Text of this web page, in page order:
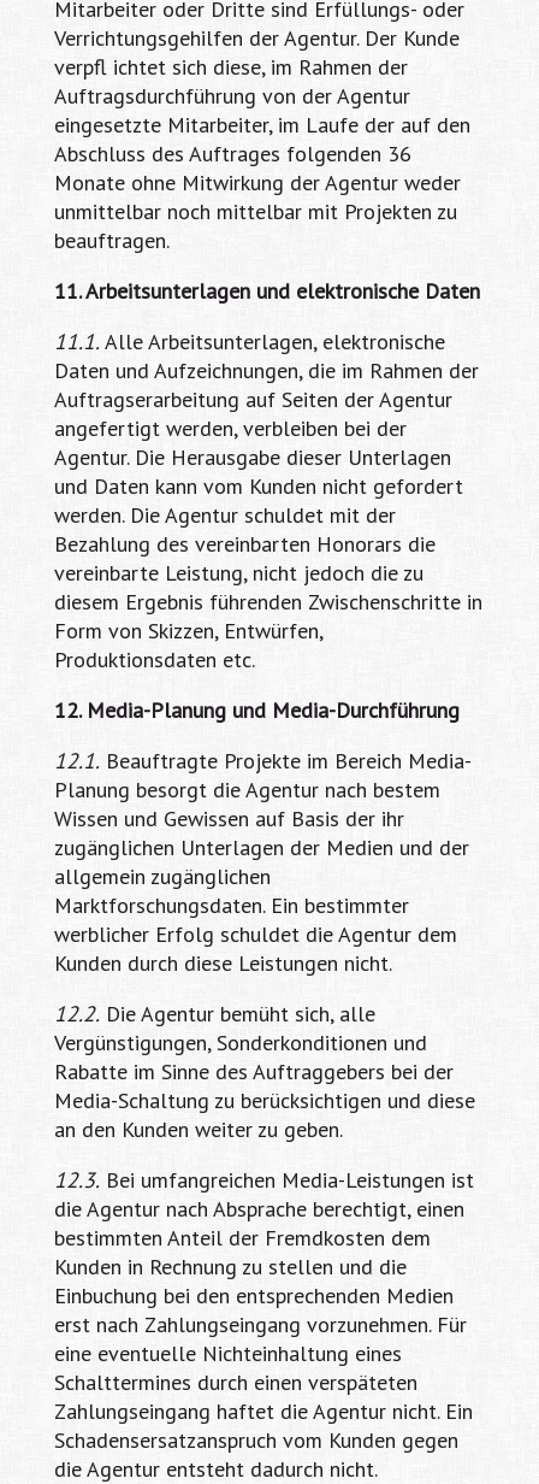
Mitarbeiter oder Dritte sind Erfüllungs- oder
Verrichtungsgehilfen der Agentur. Der Kunde
verpfl ichtet sich diese, im Rahmen der
Auftragsdurchführung von der Agentur
eingesetzte Mitarbeiter, im Laufe der auf den
Abschluss des Auftrages folgenden 36
Monate ohne Mitwirkung der Agentur weder
unmittelbar noch mittelbar mit Projekten zu
beauftragen.
11. Arbeitsunterlagen und elektronische Daten
11.1.Alle Arbeitsunterlagen, elektronische
Daten und Aufzeichnungen, die im Rahmen der
Auftragserarbeitung auf Seiten der Agentur
angefertigt werden, verbleiben bei der
Agentur. Die Herausgabe dieser Unterlagen
und Daten kann vom Kunden nicht gefordert
werden. Die Agentur schuldet mit der
Bezahlung des vereinbarten Honorars die
vereinbarte Leistung, nicht jedoch die zu
diesem Ergebnis führenden Zwischenschritte in
Form von Skizzen, Entwürfen,
Produktionsdaten etc.
12. Media-Planung und Media-Durchführung
12.1.Beauftragte Projekte im Bereich Media-
Planung besorgt die Agentur nach bestem
Wissen und Gewissen auf Basis der ihr
zugänglichen Unterlagen der Medien und der
allgemein zugänglichen
Marktforschungsdaten. Ein bestimmter
werblicher Erfolg schuldet die Agentur dem
Kunden durch diese Leistungen nicht.
12.2.Die Agentur bemüht sich, alle
Vergünstigungen, Sonderkonditionen und
Rabatte im Sinne des Auftraggebers bei der
Media-Schaltung zu berücksichtigen und diese
an den Kunden weiter zu geben.
12.3.Bei umfangreichen Media-Leistungen ist
die Agentur nach Absprache berechtigt, einen
bestimmten Anteil der Fremdkosten dem
Kunden in Rechnung zu stellen und die
Einbuchung bei den entsprechenden Medien
erst nach Zahlungseingang vorzunehmen. Für
eine eventuelle Nichteinhaltung eines
Schalttermines durch einen verspäteten
Zahlungseingang haftet die Agentur nicht. Ein
Schadensersatzanspruch vom Kunden gegen
die Agentur entsteht dadurch nicht.